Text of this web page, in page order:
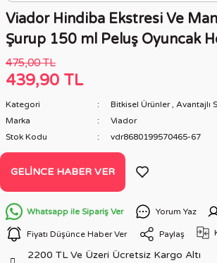
Viador Hindiba Ekstresi Ve
Şurup 150 ml Peluş Oyuncak
475,00 TL
439,90 TL
Kategori Bitkisel Ürünler , Avantajlı
Marka
Viador
Stok Kodu
vdr8680199570465-67
GELINCE HABER VER
Whatsapp ile Sipariş Ver Yorum Yaz
Fiyatı Düşünce Haber Ver Paylaş
2200 TL Ve Üzeri Ücretsiz Kargo Altı